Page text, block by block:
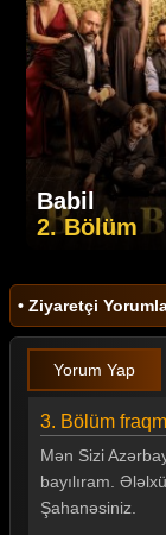
Babil
2. Bölüm
• Ziyaretçi
Yorum Yap
3. Bölüm
Mən Sizi
bayılıram.
Şahanəsiniz.